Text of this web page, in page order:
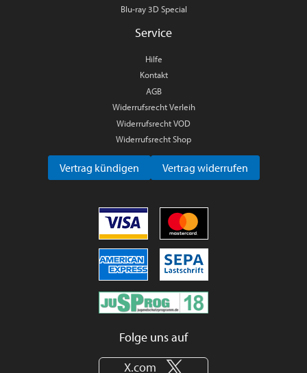
Blu-ray 3D Special
Service
Hilfe
Kontakt
AGB
Widerrufsrecht Verleih
Widerrufsrecht VOD
Widerrufsrecht Shop
Vertrag kündigen Vertrag widerrufen
Folge uns auf
X.com